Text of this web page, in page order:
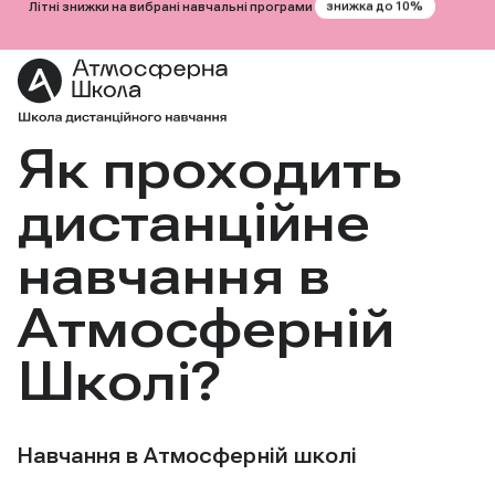
Перейти
до
Літні знижки на вибрані навчальні програми знижка до 10%
Як проходить
дистанційне
навчання в
Атмосферній
Школі?
Навчання в Атмосферній школі